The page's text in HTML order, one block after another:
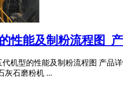
性能及制粉流程图_
机型的性能及制粉流程图 产品
灰石磨粉机 ...